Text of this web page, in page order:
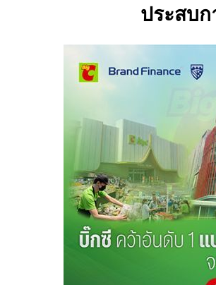
ประสบ